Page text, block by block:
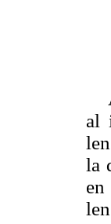
al
la